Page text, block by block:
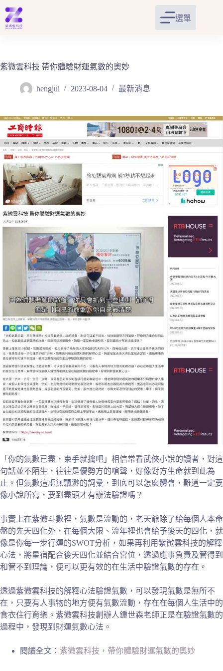
跳
至
主
容
選單
紫微雲科技 帶你體驗財運氣數的奧妙
hengjui 2023-08-04 最新消息
「你的氣數已盡，束手就擒吧」相信常看武俠小說的讀者，對這
句話並不陌生，往往是優勢方的嗆聲，好像對方生命就到此為
止。但氣數這虛無飄渺的詞彙，到底可以怎麼體會，難道一定要
像小說所寫，要到盡頭才有辦法驗證嗎？
事實上在紫微斗數裡，氣數是流動的，老天爺除了給每個人本命
盤的先天四化外，在每個大限、流年裡也會給予後天的四化，就
像是你每一步行運的SWOT分析，如果再利用紫微雲科技的解釋
心法，將星宿配合後天四化並結合宮位，透過應事負責及管得到
和管不到理論，便可以更有效的在生活中驗證氣數的存在。
透過紫微雲科技的解釋心法驗證氣數，可以發現氣數是無所不
在，只要有人事物的地方便有氣數流動，存在在每個人生活中的
食衣住行育樂。紫微雲科技創辦人鍾世森老師正是在驗證氣數的
過程中，發現到財運氣數心法。
閱讀全文： 紫微雲科技，帶你體驗財運氣數的奧妙